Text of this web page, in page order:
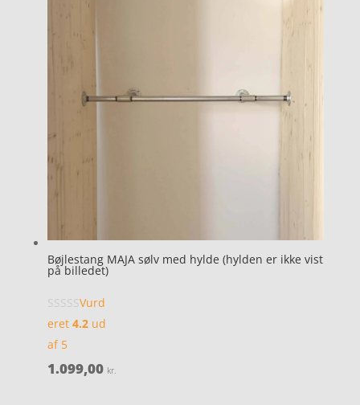
Bøjlestang MAJA sølv med hylde (hylden er ikke vist
på billedet)
Vurd
eret 4.2ud
af 5
1.099,00 kr.